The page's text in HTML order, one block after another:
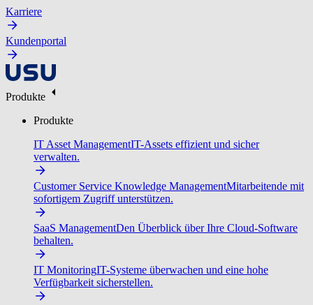
Karriere
Kundenportal
Produkte
Produkte
IT Asset ManagementIT-Assets effizient und sicher
verwalten.
Customer Service Knowledge ManagementMitarbeitende mit
sofortigem Zugriff unterstützen.
SaaS ManagementDen Überblick über Ihre Cloud-Software
behalten.
IT MonitoringIT-Systeme überwachen und eine hohe
Verfügbarkeit sicherstellen.